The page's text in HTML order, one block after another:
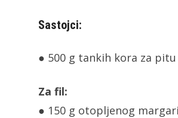
Sastojci:
● 500 g tankih kora za pitu
Za fil:
● 150 g otopljenog